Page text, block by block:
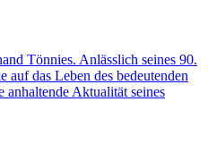
Tönnies. Anlässlich seines 90.
auf das Leben des bedeutenden
Aktualität seines